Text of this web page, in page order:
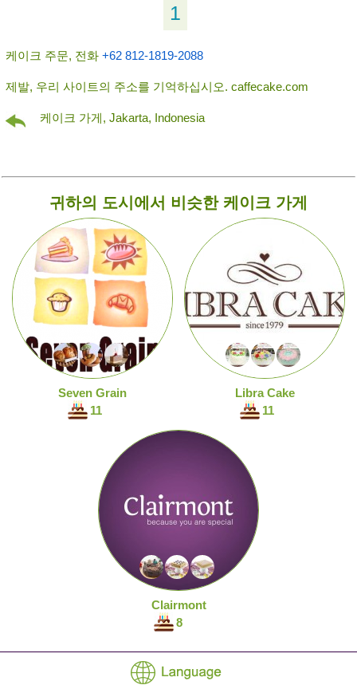
1
케이크 주문, 전화 +62 812-1819-2088
제발, 우리 사이트의 주소를 기억하십시오. caffecake.com
케이크 가게, Jakarta, Indonesia
귀하의 도시에서 비슷한 케이크 가게
Seven Grain
11
Libra Cake
11
Clairmont
8